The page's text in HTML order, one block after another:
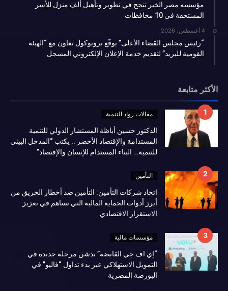
مؤسسه مصر الخير تنجح في تطوير وتأهيل ألف منزل للأسر
المستحقة في 10 محافظات
4 أغسطس، 2026
“رئيس مجلس القضاء الأعلى” يوقّع بروتوكول تعاون مع “الهيئة
القومية للبريد” لتقديم خدمة الإعلان الإلكتروني المسجل
الأكثر متابعة
مقالات رواد التنمية
الدكتور حسين أباظة المستشار الدولي للتنمية
المستدامة والإقتصاد الأخضر .. يكتب “المدخل البيئي
للتنمية… البناء المستدام للإنسان والإقتصاد”
التأمين
اتحاد شركات التأمين: التأمين ضد أخطار الحريق من
أبرز أدوات الحماية المالية التي تساهم في تعزيز
الاستقرار الاقتصادي
مؤسسات مالية
“إي اف جي القابضة” تدشن مرحلة جديدة في
التمويل الاستهلاكي عبر بدء تداول “فاليو” في
البورصة المصرية